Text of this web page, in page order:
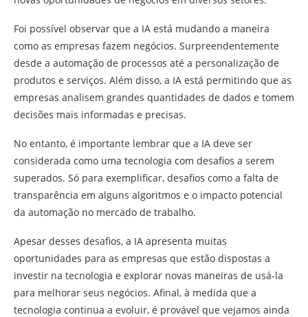
Foi possível observar que a IA está mudando a maneira
como as empresas fazem negócios. Surpreendentemente
desde a automação de processos até a personalização de
produtos e serviços. Além disso, a IA está permitindo que as
empresas analisem grandes quantidades de dados e tomem
decisões mais informadas e precisas.
No entanto, é importante lembrar que a IA deve ser
considerada como uma tecnologia com desafios a serem
superados. Só para exemplificar, desafios como a falta de
transparência em alguns algoritmos e o impacto potencial
da automação no mercado de trabalho.
Apesar desses desafios, a IA apresenta muitas
oportunidades para as empresas que estão dispostas a
investir na tecnologia e explorar novas maneiras de usá-la
para melhorar seus negócios. Afinal, à medida que a
tecnologia continua a evoluir, é provável que vejamos ainda